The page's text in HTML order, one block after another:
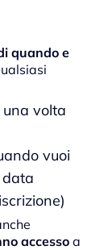
quando e
volta
vuoi
accesso a